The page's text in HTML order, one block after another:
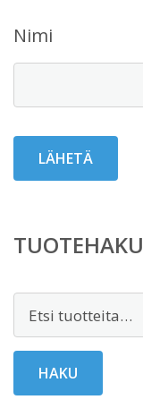
Nimi
TUOTEHAKU
HAKU